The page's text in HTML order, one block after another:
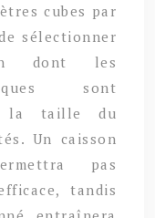
cubes par
sélectionner
dont les
sont
la taille du
Un caisson
pas
tandis